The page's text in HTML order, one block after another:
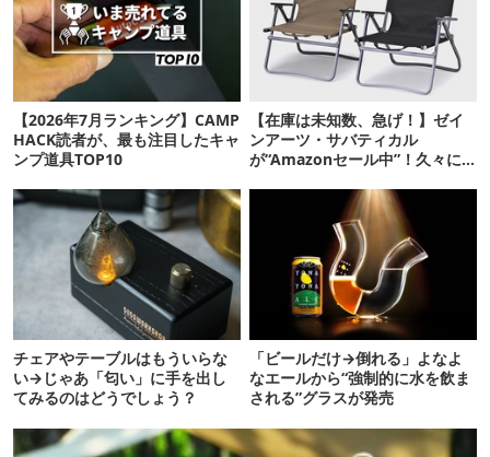
【2026年7月ランキング】CAMP
HACK読者が、最も注目したキャ
ンプ道具TOP10
【在庫は未知数、急げ！】ゼイ
ンアーツ・サバティカル
が“Amazonセール中”！久々に
チェアやテーブルはもういらな
い→じゃあ「匂い」に手を出し
てみるのはどうでしょう？
「ビールだけ→倒れる」よなよ
なエールから“強制的に水を飲ま
される”グラスが発売